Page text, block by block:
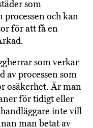
som
och kan
för att få en
som verkar
av processen som
osäkerhet. Är man
för tidigt eller
inte vill
man betat av